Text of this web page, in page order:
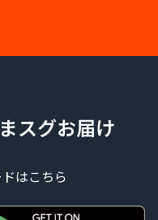
スグお届け
はこちら